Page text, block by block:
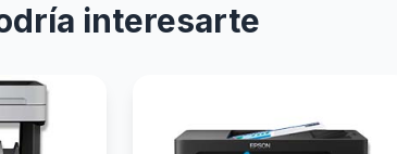
interesarte